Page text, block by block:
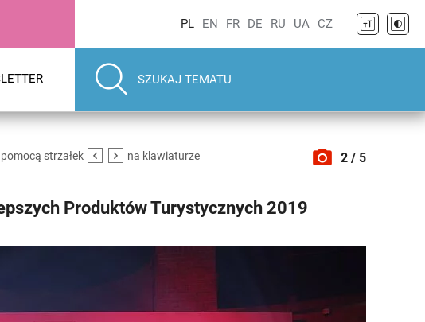
PL EN FR DE RU UA CZ
strzałek na klawiaturze 2 / 5
Produktów Turystycznych 2019